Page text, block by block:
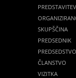
PREDSTAVITEV
SKUPŠČINA
PREDSEDNIK
PREDSEDSTVO
ČLANSTVO
VIZITKA